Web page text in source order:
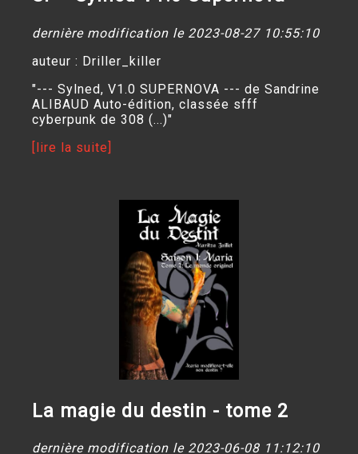
dernière modification le 2023-08-27 10:55:10
auteur : Driller_killer
"--- Sylned, V1.0 SUPERNOVA --- de Sandrine
ALIBAUD Auto-édition, classée sfff
cyberpunk de 308 (...)"
[lire la suite]
La magie du destin - tome 2
dernière modification le 2023-06-08 11:12:10